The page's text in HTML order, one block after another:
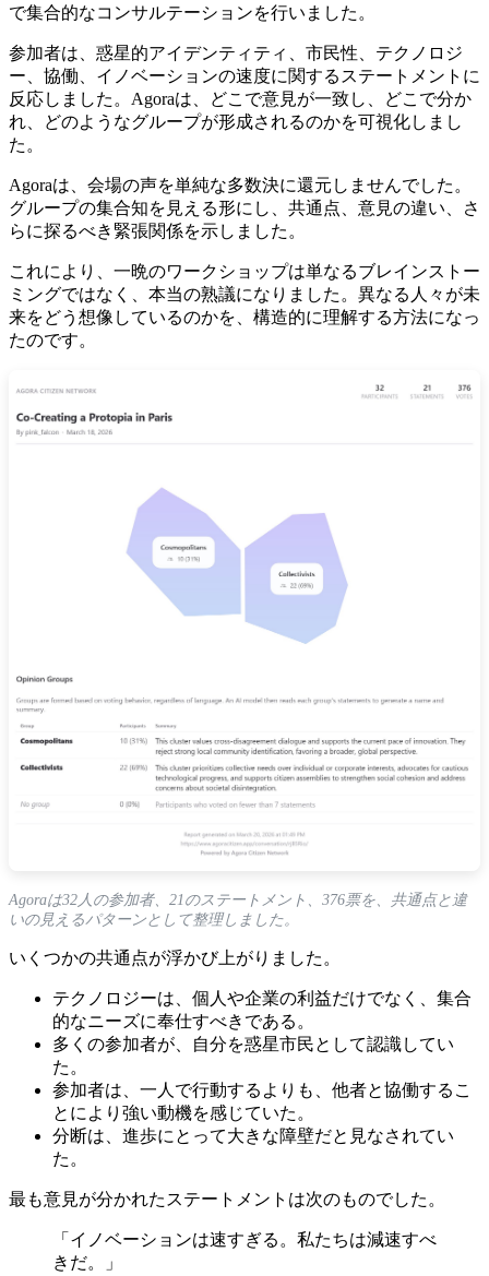
で集合的なコンサルテーションを行いました。
参加者は、惑星的アイデンティティ、市民性、テクノロジ
ー、協働、イノベーションの速度に関するステートメントに
反応しました。Agoraは、どこで意見が一致し、どこで分か
れ、どのようなグループが形成されるのかを可視化しまし
た。
Agoraは、会場の声を単純な多数決に還元しませんでした。
グループの集合知を見える形にし、共通点、意見の違い、さ
らに探るべき緊張関係を示しました。
これにより、一晩のワークショップは単なるブレインストー
ミングではなく、本当の熟議になりました。異なる人々が未
来をどう想像しているのかを、構造的に理解する方法になっ
たのです。
Agoraは32人の参加者、21のステートメント、376票を、共通点と違
いの見えるパターンとして整理しました。
いくつかの共通点が浮かび上がりました。
テクノロジーは、個人や企業の利益だけでなく、集合
的なニーズに奉仕すべきである。
多くの参加者が、自分を惑星市民として認識してい
た。
参加者は、一人で行動するよりも、他者と協働するこ
とにより強い動機を感じていた。
分断は、進歩にとって大きな障壁だと見なされてい
た。
最も意見が分かれたステートメントは次のものでした。
「イノベーションは速すぎる。私たちは減速すべ
きだ。」